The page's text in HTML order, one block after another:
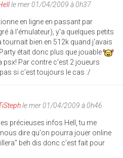
le mer 01/04/2009 à 0h37
en ligne en passant par
à l'émulateur), y'a quelques petits
tournait bien en 512k quand j'avais
était donc plus que jouable
psx! Par contre c'est 2 joueurs
si c'est toujours le cas :/
le mer 01/04/2009 à 0h46
précieuses infos Hell, tu me
dire qu'on pourra jouer online
beh dis donc c'est fait pour